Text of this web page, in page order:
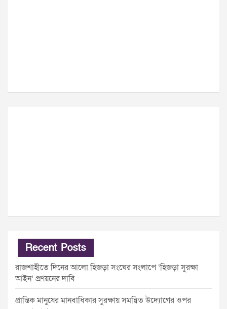
Recent Posts
রাজশাহীতে দিনের আলো হিজড়া সংঘের সংলাপে ‘হিজড়া সুরক্ষা
আইন’ প্রণয়নের দাবি
প্রান্তিক মানুষের মানবাধিকার সুরক্ষায় সমন্বিত উদ্যোগের ওপর